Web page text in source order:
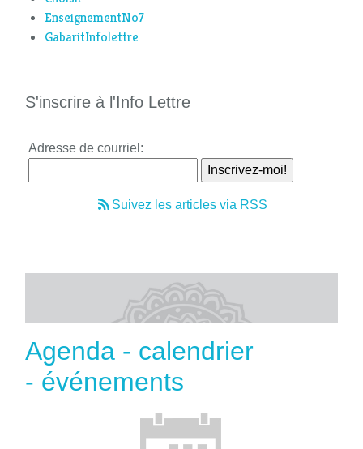
EnseignementNo7
GabaritInfolettre
S'inscrire à l'Info Lettre
Adresse de courriel:
Suivez les articles via RSS
Agenda - calendrier
- événements